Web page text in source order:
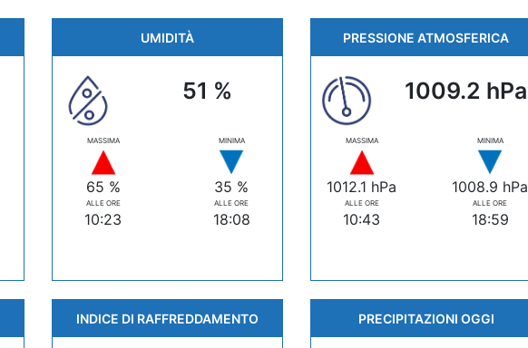
UMIDITÀ
51 %
MASSIMA
65 %
ALLE ORE
10:23
MINIMA
35 %
ALLE ORE
18:08
PRESSIONE ATMOSFERICA
1009.2 hPa
MASSIMA
1012.1 hPa
ALLE ORE
10:43
MINIMA
1008.9 hPa
ALLE ORE
18:59
INDICE DI RAFFREDDAMENTO PRECIPITAZIONI OGGI